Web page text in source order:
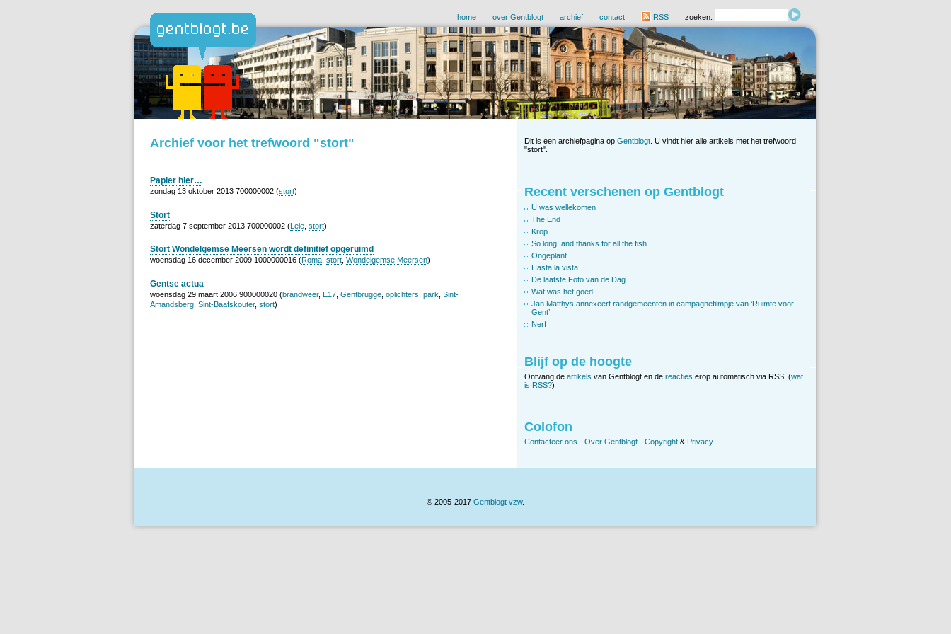
home over Gentblogt archief contact RSS zoeken:
Archief voor het trefwoord "stort"
Papier hier…
zondag 13 oktober 2013 700000002 (stort)
Stort
zaterdag 7 september 2013 700000002 (Leie stort)
Stort Wondelgemse Meersen wordt definitief opgeruimd
woensdag 16 december 2009 1000000016 (Roma stort Wondelgemse Meersen)
Gentse actua
woensdag 29 maart 2006 900000020 (brandweer, E17 Gentbrugge oplichters park Sint-
Amandsberg Sint-Baafskouter, stort)
Dit is een archiefpagina op Gentblogt . U vindt hier alle artikels met het trefwoord
"stort".
Recent verschenen op Gentblogt
U was wellekomen
The End
Krop
So long, and thanks for all the fish
Ongeplant
Hasta la vista
De laatste Foto van de Dag….
Wat was het goed!
Jan Matthys annexeert randgemeenten in campagnefilmpje van ‘Ruimte voor
Gent’
Nerf
Blijf op de hoogte
Ontvang de artikels van Gentblogt en de reacties erop automatisch via RSS. (wat
is RSS?)
Colofon
Contacteer ons - Over Gentblogt - Copyright & Privacy
© 2005-2017 Gentblogt vzw.